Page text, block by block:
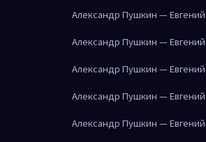
Александр Пушкин —
Александр Пушкин —
Александр Пушкин —
Александр Пушкин —
Александр Пушкин —